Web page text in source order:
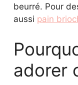
beurré. Pour
aussi pain
adorer